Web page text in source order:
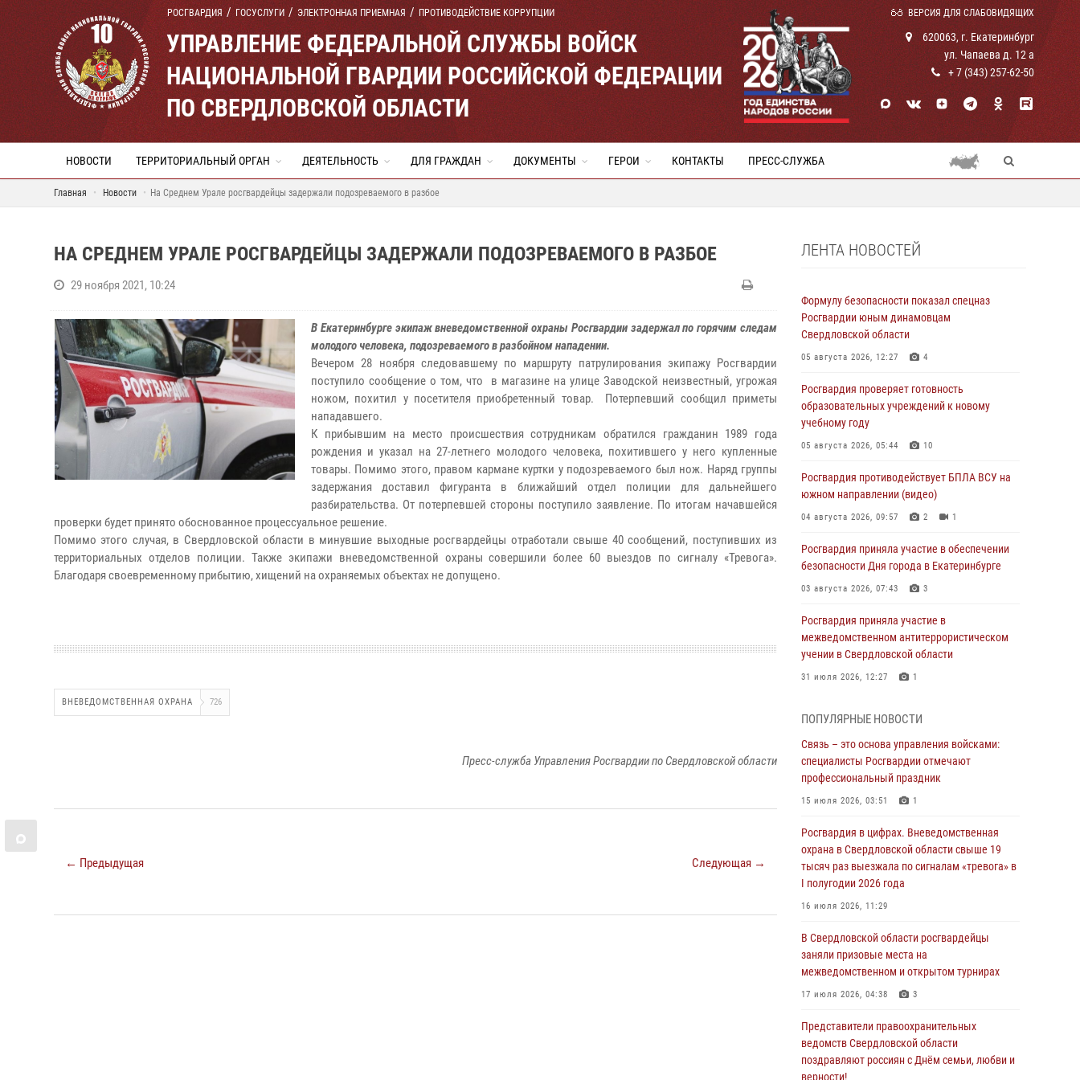
РОСГВАРДИЯ ГОСУСЛУГИ ЭЛЕКТРОННАЯ ПРИЕМНАЯ ПРОТИВОДЕЙСТВИЕ КОРРУПЦИИ ВЕРСИЯ ДЛЯ СЛАБОВИДЯЩИХ
УПРАВЛЕНИЕ ФЕДЕРАЛЬНОЙ СЛУЖБЫ ВОЙСК
НАЦИОНАЛЬНОЙ ГВАРДИИ РОССИЙСКОЙ ФЕДЕРАЦИИ
ПО СВЕРДЛОВСКОЙ ОБЛАСТИ
620063, г. Екатеринбург
ул. Чапаева д. 12 а
+ 7 (343) 257-62-50
НОВОСТИ ТЕРРИТОРИАЛЬНЫЙ ОРГАН ДЕЯТЕЛЬНОСТЬ ДЛЯ ГРАЖДАН ДОКУМЕНТЫ ГЕРОИ КОНТАКТЫ ПРЕСС-СЛУЖБА
Главная Новости На Среднем Урале росгвардейцы задержали подозреваемого в разбое
НА СРЕДНЕМ УРАЛЕ РОСГВАРДЕЙЦЫ ЗАДЕРЖАЛИ ПОДОЗРЕВАЕМОГО В РАЗБОЕ
29 ноября 2021, 10:24
В Екатеринбурге экипаж вневедомственной охраны Росгвардии задержал по горячим следам
молодого человека, подозреваемого в разбойном нападении.
Вечером 28 ноября следовавшему по маршруту патрулирования экипажу Росгвардии
поступило сообщение о том, что в магазине на улице Заводской неизвестный, угрожая
ножом, похитил у посетителя приобретенный товар. Потерпевший сообщил приметы
нападавшего.
К прибывшим на место происшествия сотрудникам обратился гражданин 1989 года
рождения и указал на 27-летнего молодого человека, похитившего у него купленные
товары. Помимо этого, правом кармане куртки у подозреваемого был нож. Наряд группы
задержания доставил фигуранта в ближайший отдел полиции для дальнейшего
разбирательства. От потерпевшей стороны поступило заявление. По итогам начавшейся
проверки будет принято обоснованное процессуальное решение.
Помимо этого случая, в Свердловской области в минувшие выходные росгвардейцы отработали свыше 40 сообщений, поступивших из
территориальных отделов полиции. Также экипажи вневедомственной охраны совершили более 60 выездов по сигналу «Тревога».
Благодаря своевременному прибытию, хищений на охраняемых объектах не допущено.
ВНЕВЕДОМСТВЕННАЯ ОХРАНА 726
Пресс-служба Управления Росгвардии по Свердловской области
← Предыдущая Следующая →
ЛЕНТА НОВОСТЕЙ
Формулу безопасности показал спецназ
Росгвардии юным динамовцам
Свердловской области
05 августа 2026, 12:27 4
Росгвардия проверяет готовность
образовательных учреждений к новому
учебному году
05 августа 2026, 05:44 10
Росгвардия противодействует БПЛА ВСУ на
южном направлении (видео)
04 августа 2026, 09:57 2 1
Росгвардия приняла участие в обеспечении
безопасности Дня города в Екатеринбурге
03 августа 2026, 07:43 3
Росгвардия приняла участие в
межведомственном антитеррористическом
учении в Свердловской области
31 июля 2026, 12:27 1
граждан на южном направлении
31 июля 2026, 06:56 1
Представитель Управления Росгвардии по
Свердловской области рассказал об итогах
телекомпании «Телекон»
30 июля 2026, 11:33 1
В Свердловской области росгвардейцы стали
призерами спартакиады «Динамо» памяти
29 июля 2026, 12:30 6
Православные священники поддержали
росгвардейцев в зоне СВО
Свердловские росгвардейцы завоевали
медали на окружном чемпионате по
ПОПУЛЯРНЫЕ НОВОСТИ
Связь – это основа управления войсками:
специалисты Росгвардии отмечают
профессиональный праздник
15 июля 2026, 03:51 1
Росгвардия в цифрах. Вневедомственная
охрана в Свердловской области свыше 19
тысяч раз выезжала по сигналам «тревога» в
I полугодии 2026 года
16 июля 2026, 11:29
В Свердловской области росгвардейцы
заняли призовые места на
межведомственном и открытом турнирах
17 июля 2026, 04:38 3
Представители правоохранительных
ведомств Свердловской области
поздравляют россиян с Днём семьи, любви и
верности!